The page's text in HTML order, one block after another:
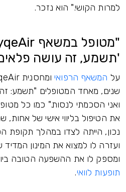
למרות הקושי." הוא נזכר.
'תשמע, זה עושה
על המשאף הרפואי
שנים, מאחד המטופלים "תשמע:
את הטיפול בליווי אישי של אחות,
נכון, הייתה לצדו במהלך תקופת
ועזרה לו למצוא את המינון
ומספק לו את ההשפעה הטובה
תופעות לוואי.